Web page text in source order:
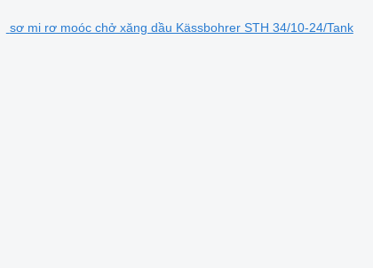
sơ mi rơ moóc chở xăng dầu Kässbohrer STH 34/10-24/Tank